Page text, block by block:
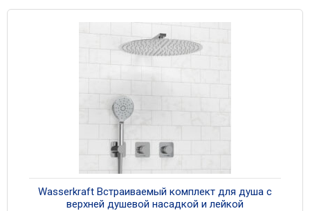
Wasserkraft Встраиваемый комплект для душа с
верхней душевой насадкой и лейкой